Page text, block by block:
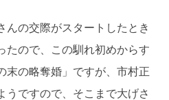
んの交際がスタートしたとき
たので、この馴れ初めからす
末の略奪婚」ですが、市村正
うですので、そこまで大げさ